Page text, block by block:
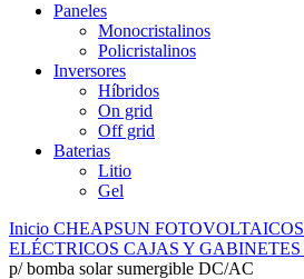
Paneles
Monocristalinos
Policristalinos
Inversores
Híbridos
On grid
Off grid
Baterias
Litio
Gel
Inicio CHEAPSUN FOTOVOLTAICOS
ELÉCTRICOS CAJAS Y GABINETES
p/ bomba solar sumergible DC/AC